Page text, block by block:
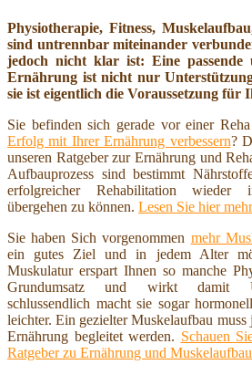
Physiotherapie, Fitness,
sind untrennbar miteinander
jedoch nicht klar ist: Eine passende
Ernährung ist nicht nur
sie ist eigentlich die Voraussetzung für
Sie befinden sich gerade vor einer
Erfolg mit Ihrer Ernährung verbessern?
unseren Ratgeber zur Ernährung und
Aufbauprozess sind bestimmt
erfolgreicher Rehabilitation wieder
übergehen zu können. Lesen Sie hier
Sie haben Sich vorgenommen mehr
ein gutes Ziel und in jedem Alter
Muskulatur erspart Ihnen so manche
Grundumsatz und wirkt damit
schlussendlich macht sie sogar
leichter. Ein gezielter Muskelaufbau muss
Ernährung begleitet werden. Schauen
Ratgeber zu Ernährung und